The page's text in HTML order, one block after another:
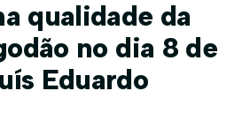
qualidade da
no dia 8 de
Eduardo